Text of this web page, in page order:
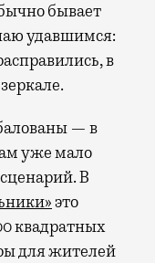
бывает
удавшимся:
в
— в
уже мало
В
это
квадратных
для жителей